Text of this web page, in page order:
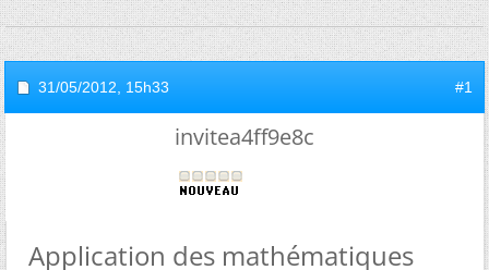
31/05/2012, 15h33 #1
invitea4ff9e8c
Application des mathématiques